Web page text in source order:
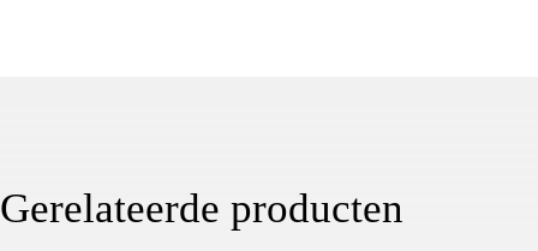
Gerelateerde producten